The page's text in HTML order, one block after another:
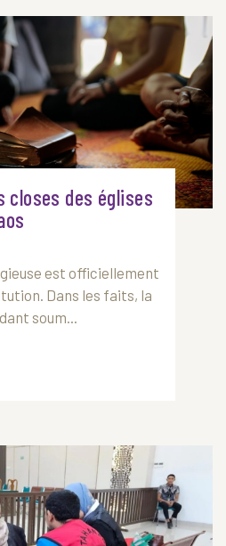
closes des églises
est officiellement
Dans les faits, la
soum...